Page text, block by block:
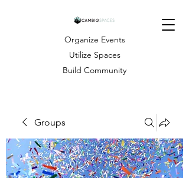
Organize Events
Utilize Spaces
Build Community
Groups